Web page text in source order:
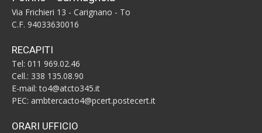
Via Frichieri 13 - Carignano - To
C.F. 94033630016
RECAPITI
Tel: 011 969.02.46
Cell.: 338 135.08.90
E-mail: to4@atcto345.it
PEC: ambtercacto4@pcert.postecert.it
ORARI UFFICIO